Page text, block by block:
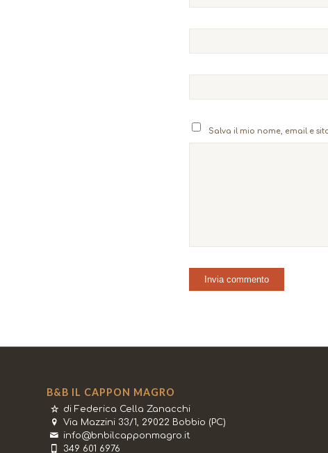
Salva il mio nome, email e
B&B IL CAPPON MAGRO
di Federica Cella Zanacchi
Via Mazzini 33/1, 29022 Bobbio (PC)
info@bnbilcapponmagro.it
349 601 6976